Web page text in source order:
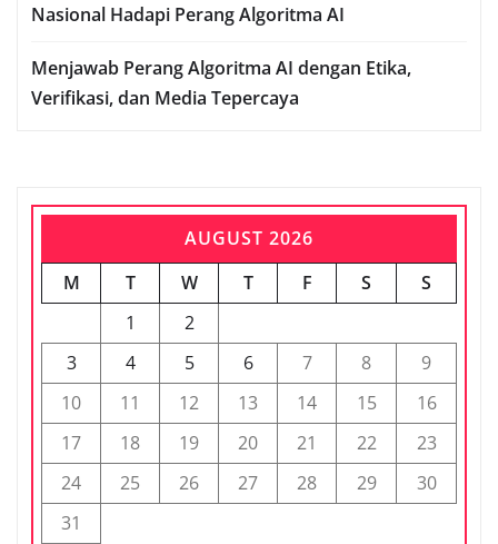
Nasional Hadapi Perang Algoritma AI
Menjawab Perang Algoritma AI dengan Etika,
Verifikasi, dan Media Tepercaya
AUGUST 2026
M
T W T F S
S
1
2
3
4 5 6 7 8
9
10
11 12 13 14 15
16
17
18 19 20 21 22
23
24
25 26 27 28 29
30
31